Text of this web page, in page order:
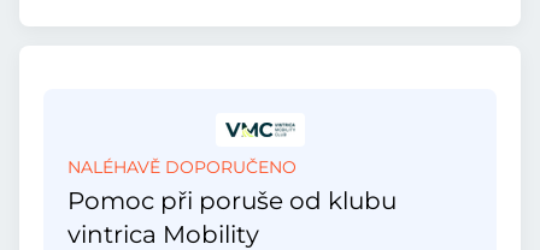
NALÉHAVĚ DOPORUČENO
Pomoc při poruše od klubu
vintrica Mobility